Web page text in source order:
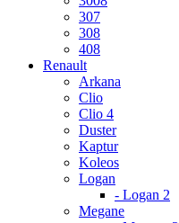
307
308
408
Renault
Arkana
Clio
Clio 4
Duster
Kaptur
Koleos
Logan
- Logan 2
Megane